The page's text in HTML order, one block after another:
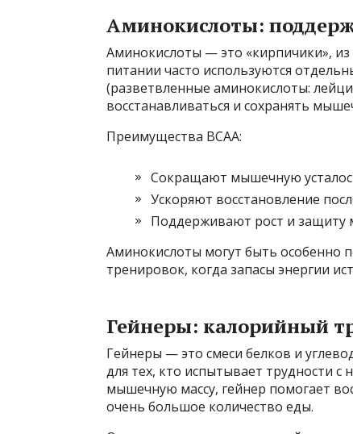
Аминокислоты:
Аминокислоты — это «кирпичики»,
питании часто используются
(разветвленные аминокислоты:
восстанавливаться и сохранять
Преимущества BCAA:
Сокращают мышечную
Ускоряют восстановление
Поддерживают рост и
Аминокислоты могут быть особенно
тренировок, когда запасы энергии
Гейнеры: калорийный
Гейнеры — это смеси белков и
для тех, кто испытывает трудности с
мышечную массу, гейнер помогает
очень большое количество еды.